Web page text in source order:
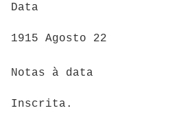
Data
1915 Agosto 22
Notas à data
Inscrita.